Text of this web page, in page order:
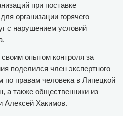
при поставке
организации горячего
с нарушением условий
опытом контроля за
поделился член экспертного
по правам человека в Липецкой
а также общественники из
Алексей Хакимов.